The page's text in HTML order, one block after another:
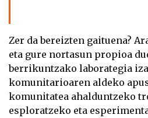
Zer da bereizten gaituena?
eta gure nortasun propioa
berrikuntzako laborategia
komunitarioaren aldeko
komunitatea ahalduntzeko
esploratzeko eta